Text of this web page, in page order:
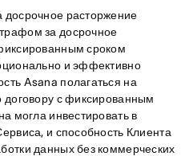
досрочное расторжение
за досрочное
сроком
и эффективно
Asana полагаться на
договору с фиксированным
могла инвестировать в
и способность Клиента
данных без коммерческих